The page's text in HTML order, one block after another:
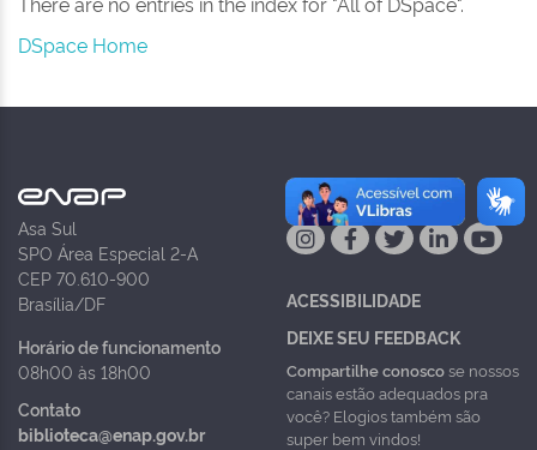
DSpace Home
Asa Sul
SPO Área Especial 2-A
CEP 70.610-900
Brasília/DF
Horário de funcionamento
08h00 às 18h00
Contato
biblioteca@enap.gov.br
NAS REDES
ACESSIBILIDADE
DEIXE SEU FEEDBACK
Compartilhe conoscose nossos
canais estão adequados pra
você? Elogios também são
super bem vindos!